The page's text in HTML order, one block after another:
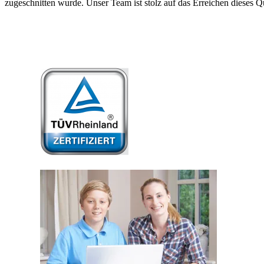
zugeschnitten wurde. Unser Team ist stolz auf das Erreichen dieses